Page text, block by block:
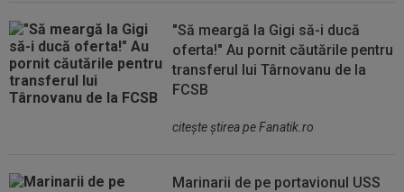
"Să meargă la Gigi să-i ducă
oferta!" Au pornit căutările pentru
transferul lui Târnovanu de la
FCSB
citeşte ştirea pe Fanatik.ro
Marinarii de pe portavionul USS